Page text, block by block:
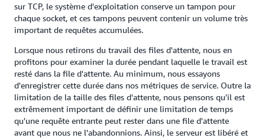
sur TCP, le système d'exploitation conserve un tampon pour
chaque socket, et ces tampons peuvent contenir un volume très
important de requêtes accumulées.
Lorsque nous retirons du travail des files d'attente, nous en
profitons pour examiner la durée pendant laquelle le travail est
resté dans la file d'attente. Au minimum, nous essayons
d'enregistrer cette durée dans nos métriques de service. Outre la
limitation de la taille des files d'attente, nous pensons qu'il est
extrêmement important de définir une limitation de temps
qu'une requête entrante peut rester dans une file d'attente
avant que nous ne l'abandonnions. Ainsi, le serveur est libéré et